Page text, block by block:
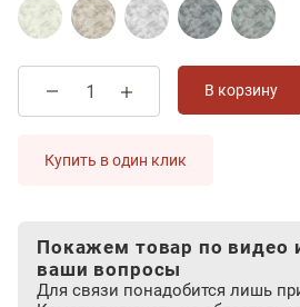
В корзину
Купить в один клик
Покажем товар по видео
ваши вопросы
Для связи понадобится лишь